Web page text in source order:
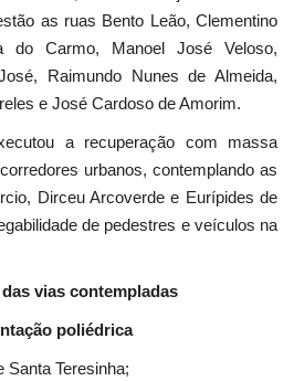
as ruas Bento Leão, Clementino
do Carmo, Manoel José Veloso,
Raimundo Nunes de Almeida,
e José Cardoso de Amorim.
a recuperação com massa
urbanos, contemplando as
Dirceu Arcoverde e Eurípides de
de pedestres e veículos na
vias contempladas
poliédrica
Santa Teresinha;